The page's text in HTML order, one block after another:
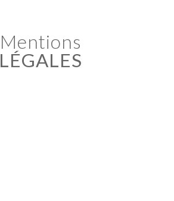
mentions
LÉGALES